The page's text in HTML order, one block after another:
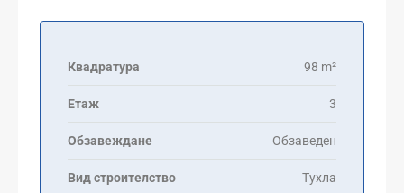
Квадратура 98 m²
Етаж 3
Обзавеждане Обзаведен
Вид строителство Тухла